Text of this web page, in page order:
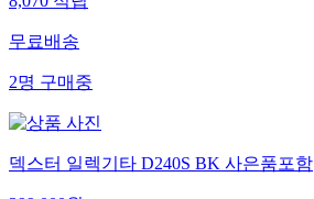
8,070적립
무료배송
2명구매중
덱스터 일렉기타 D240S BK 사은품포함